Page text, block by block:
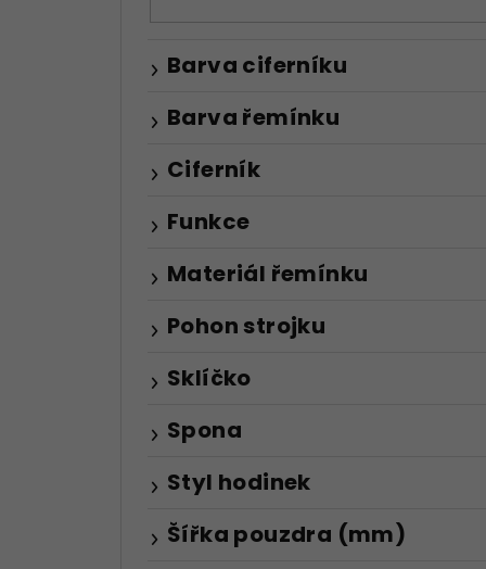
Barva ciferníku
Barva řemínku
Ciferník
Funkce
Materiál řemínku
Pohon strojku
Sklíčko
Spona
Styl hodinek
Šířka pouzdra (mm)